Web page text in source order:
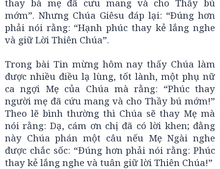
thay bà mẹ đã cưu mang và cho Thầy bú
mớm”. Nhưng Chúa Giêsu đáp lại: “Ðúng hơn
phải nói rằng: “Hạnh phúc thay kẻ lắng nghe
và giữ Lời Thiên Chúa”.
Trong bài Tin mừng hôm nay thấy Chúa làm
được nhiều điều lạ lùng, tốt lành, một phụ nữ
ca ngợi Mẹ của Chúa mà rằng: “Phúc thay
người mẹ đã cứu mang và cho Thầy bú mớm!”
Theo lẽ bình thường thì Chúa sẽ thay Mẹ mà
nói rằng: Dạ, cám ơn chị đã có lời khen; đằng
này Chúa phán một câu nếu Mẹ Ngài nghe
được chắc sốc: “Đúng hơn phải nói rằng: Phúc
thay kẻ lắng nghe và tuân giữ lời Thiên Chúa!”